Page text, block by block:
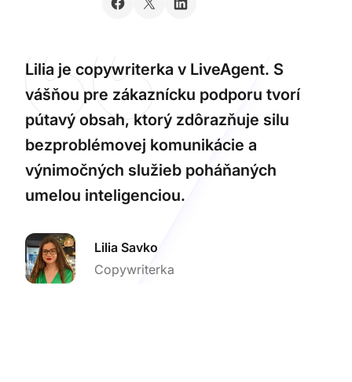
Lilia je copywriterka v LiveAgent. S
vášňou pre zákaznícku podporu tvorí
pútavý obsah, ktorý zdôrazňuje silu
bezproblémovej komunikácie a
výnimočných služieb poháňaných
umelou inteligenciou.
Lilia Savko
Copywriterka